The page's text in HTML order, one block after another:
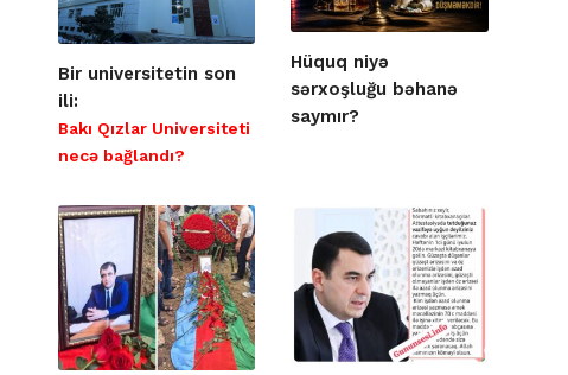
Bir universitetin son
ili:
Bakı Qızlar Universiteti
necə bağlandı?
Hüquq niyə
sərxoşluğu bəhanə
saymır?